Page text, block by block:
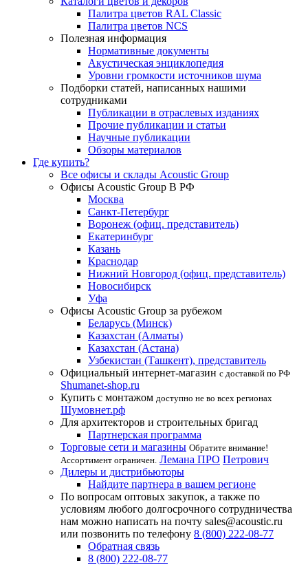
Палитра цветов RAL Сlassic
Палитра цветов NCS
Полезная информация
Нормативные документы
Акустическая энциклопедия
Уровни громкости источников шума
Подборки статей, написанных нашими
сотрудниками
Публикации в отраслевых изданиях
Прочие публикации и статьи
Научные публикации
Обзоры материалов
Где купить?
Все офисы и склады Acoustic Group
Офисы Acoustic Group В РФ
Москва
Санкт-Петербург
Воронеж (офиц. представитель)
Екатеринбург
Казань
Краснодар
Нижний Новгород (офиц. представитель)
Новосибирск
Уфа
Офисы Acoustic Group за рубежом
Беларусь (Минск)
Казахстан (Алматы)
Казахстан (Астана)
Узбекистан (Ташкент), представитель
Официальный интернет-магазин с доставкой по РФ
Shumanet-shop.ru
Купить с монтажом доступно не во всех регионах
Шумовнет.рф
Для архитекторов и строительных бригад
Партнерская программа
Торговые сети и магазины Обратите внимание!
Ассортимент ограничен. Лемана ПРО Петрович
Дилеры и дистрибьюторы
Найдите партнера в вашем регионе
По вопросам оптовых закупок, а также по
условиям любого долгосрочного сотрудничества
нам можно написать на почту sales@acoustic.ru
или позвонить по телефону 8 (800) 222-08-77
Обратная связь
8 (800) 222-08-77